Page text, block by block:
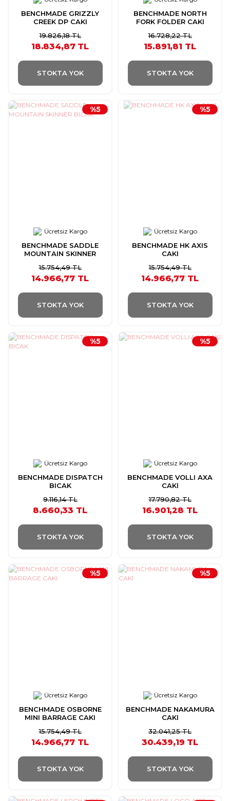
BENCHMADE GRIZZLY
CREEK DP CAKI
19.826,18 TL
18.834,87 TL
STOKTA YOK
BENCHMADE NORTH
FORK FOLDER CAKI
16.728,22 TL
15.891,81 TL
STOKTA YOK
Ücretsiz Kargo
BENCHMADE SADDLE
MOUNTAIN SKINNER
%5
15.754,49 TL
14.966,77 TL
STOKTA YOK
Ücretsiz Kargo
BENCHMADE HK AXIS
CAKI
%5
15.754,49 TL
14.966,77 TL
STOKTA YOK
Ücretsiz Kargo
BENCHMADE DISPATCH
BICAK
%5
9.116,14 TL
8.660,33 TL
STOKTA YOK
Ücretsiz Kargo
BENCHMADE VOLLI AXA
CAKI
%5
17.790,82 TL
16.901,28 TL
STOKTA YOK
Ücretsiz Kargo
BENCHMADE OSBORNE
MINI BARRAGE CAKI
%5
15.754,49 TL
14.966,77 TL
STOKTA YOK
Ücretsiz Kargo
BENCHMADE NAKAMURA
CAKI
%5
32.041,25 TL
30.439,19 TL
STOKTA YOK